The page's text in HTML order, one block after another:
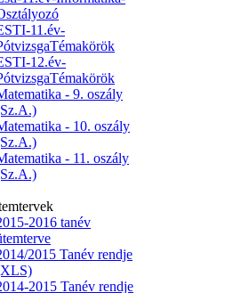
11.év-
12.év-
- 9. oszály
- 10. oszály
- 11. oszály
2016 tanév
2015 Tanév rendje
2015 Tanév rendje